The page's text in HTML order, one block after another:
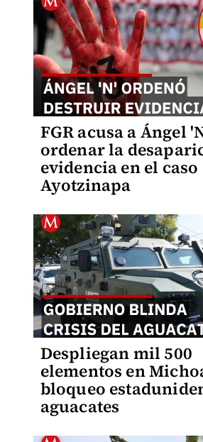
FGR acusa a Ángel
ordenar la
evidencia en el caso
Ayotzinapa
Despliegan mil 500
elementos en
bloqueo
aguacates